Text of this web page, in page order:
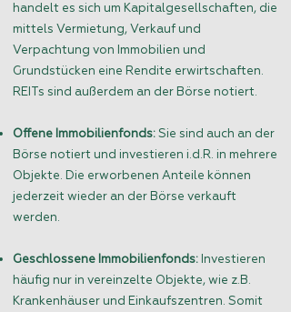
handelt es sich um Kapitalgesellschaften, die
mittels Vermietung, Verkauf und
Verpachtung von Immobilien und
Grundstücken eine Rendite erwirtschaften.
REITs sind außerdem an der Börse notiert.
Offene Immobilienfonds:Sie sind auch an der
Börse notiert und investieren i.d.R. in mehrere
Objekte. Die erworbenen Anteile können
jederzeit wieder an der Börse verkauft
werden.
Geschlossene Immobilienfonds: Investieren
häufig nur in vereinzelte Objekte, wie z.B.
Krankenhäuser und Einkaufszentren. Somit